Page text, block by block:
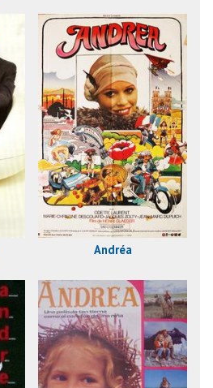
Andréa